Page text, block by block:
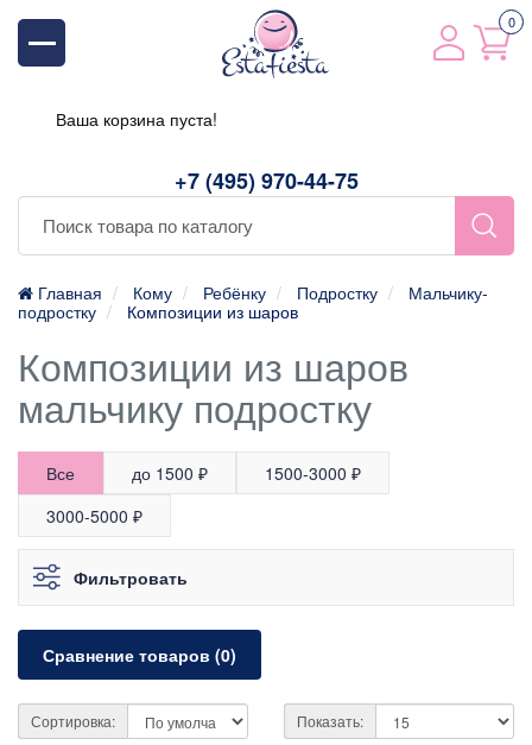
+7 (495) 970-44-75
0
Ваша корзина пуста!
Главная Кому Ребёнку Подростку
Мальчику-
подростку
Композиции из шаров
Композиции из шаров
мальчику подростку
Все до 1500 ₽
1500-3000 ₽
3000-5000 ₽
Фильтровать
Сравнение товаров (0)
Сортировка: Показать: